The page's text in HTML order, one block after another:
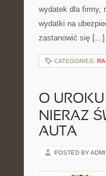
wydatek dla firmy,
wydatki na
zastanowić się […]
CATEGORIES:
O
NIERAZ
AUTA
POSTED BY